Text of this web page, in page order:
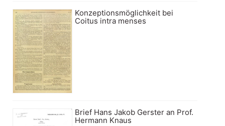
Konzeptionsmöglichkeit bei
Coitus intra menses
Brief Hans Jakob Gerster an Prof.
Hermann Knaus